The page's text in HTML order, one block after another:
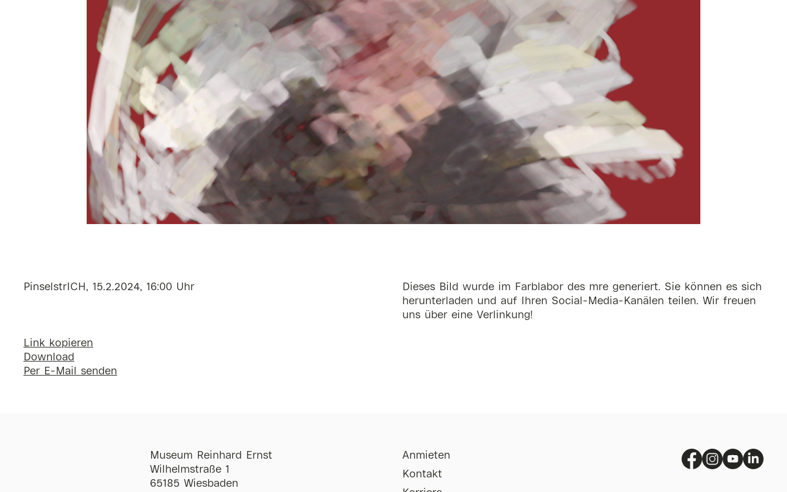
PinselstrICH, 15.2.2024, 16:00 Uhr
Link kopieren
Download
Per E-Mail senden
Dieses Bild wurde im Farblabor des mre generiert. Sie können es sich
herunterladen und auf Ihren Social-Media-Kanälen teilen. Wir freuen
uns über eine Verlinkung!
Museum Reinhard Ernst
Wilhelmstraße 1
65185 Wiesbaden
Anmieten
Kontakt